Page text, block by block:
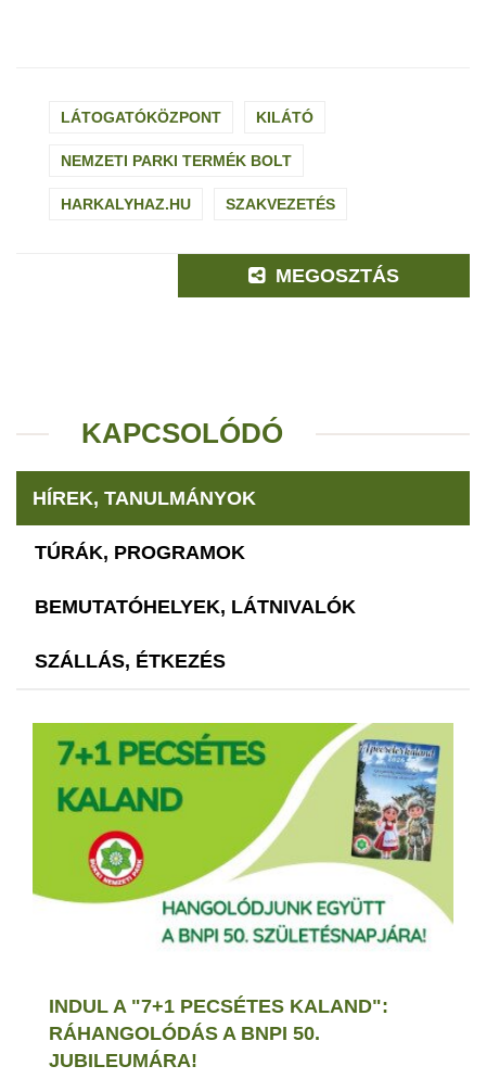
LÁTOGATÓKÖZPONT KILÁTÓ
NEMZETI PARKI TERMÉK BOLT
HARKALYHAZ.HU SZAKVEZETÉS
MEGOSZTÁS
KAPCSOLÓDÓ
HÍREK, TANULMÁNYOK
TÚRÁK, PROGRAMOK
BEMUTATÓHELYEK, LÁTNIVALÓK
SZÁLLÁS, ÉTKEZÉS
INDUL A "7+1 PECSÉTES KALAND":
RÁHANGOLÓDÁS A BNPI 50.
JUBILEUMÁRA!